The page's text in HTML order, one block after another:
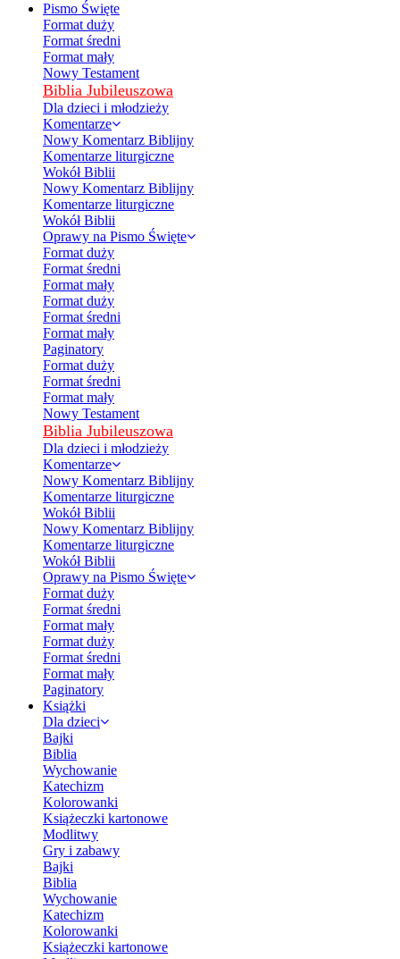
Pismo Święte
Format duży
Format średni
Format mały
Nowy Testament
Biblia Jubileuszowa
Dla dzieci i młodzieży
Komentarze
Nowy Komentarz Biblijny
Komentarze liturgiczne
Wokół Biblii
Nowy Komentarz Biblijny
Komentarze liturgiczne
Wokół Biblii
Oprawy na Pismo Święte
Format duży
Format średni
Format mały
Format duży
Format średni
Format mały
Paginatory
Format duży
Format średni
Format mały
Nowy Testament
Biblia Jubileuszowa
Dla dzieci i młodzieży
Komentarze
Nowy Komentarz Biblijny
Komentarze liturgiczne
Wokół Biblii
Nowy Komentarz Biblijny
Komentarze liturgiczne
Wokół Biblii
Oprawy na Pismo Święte
Format duży
Format średni
Format mały
Format duży
Format średni
Format mały
Paginatory
Książki
Dla dzieci
Bajki
Biblia
Wychowanie
Katechizm
Kolorowanki
Książeczki kartonowe
Modlitwy
Gry i zabawy
Bajki
Biblia
Wychowanie
Katechizm
Kolorowanki
Książeczki kartonowe